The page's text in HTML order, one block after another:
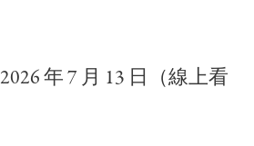
2026 年 7 月 13 日（線上看